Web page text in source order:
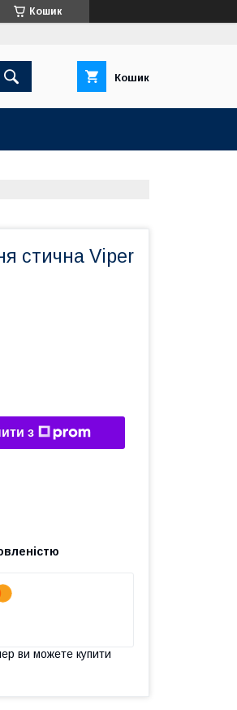
Кошик
Кошик
стична Viper
з
ви можете купити